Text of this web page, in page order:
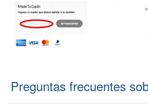
Preguntas frecuentes